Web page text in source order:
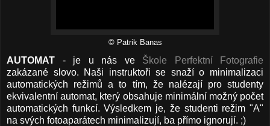
© Patrik Banas
AUTOMAT - je u nás ve Škole Perfektní Fotografie
zakázané slovo. Naši instruktoři se snaží o minimalizaci
automatických režimů a to tím, že nalézají pro studenty
ekvivalentní automat, který obsahuje minimální možný počet
automatických funkcí. Výsledkem je, že studenti režim "A"
na svých fotoaparátech minimalizují, ba přímo ignorují. ;)